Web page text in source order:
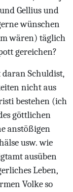
Gellius und
wünschen
wären) täglich
gereichen?
daran Schuldist,
nicht aus
bestehen (ich
göttlichen
anstößigen
usw. wie
ausüben
Leben,
Volke so